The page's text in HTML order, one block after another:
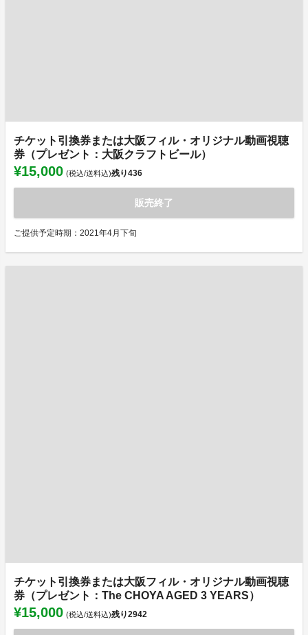
チケット引換券または大阪フィル・オリジナル動画視聴
券（プレゼント：大阪クラフトビール）
¥15,000 (税込/送料込)残り436
販売終了
ご提供予定時期：2021年4月下旬
チケット引換券または大阪フィル・オリジナル動画視聴
券（プレゼント：The CHOYA AGED 3 YEARS）
¥15,000 (税込/送料込)残り2942